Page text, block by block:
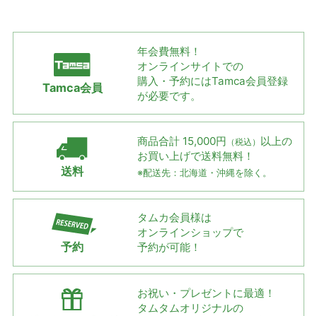
Tamca会員
年会費無料！
オンラインサイトでの
購入・予約にはTamca会員登録
が必要です。
送料
商品合計 15,000円 （税込） 以上の
お買い上げで送料無料！
※配送先：北海道・沖縄を除く。
予約
タムカ会員様は
オンラインショップで
予約が可能！
お祝い・プレゼントに最適！
タムタムオリジナルの